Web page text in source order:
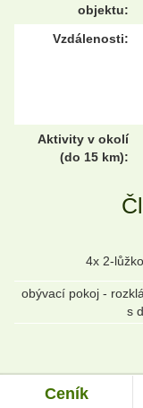
objektu:
Vzdálenosti:
Aktivity v okolí
(do 15 km):
4x 2-
obývací pokoj -
s
Ceník